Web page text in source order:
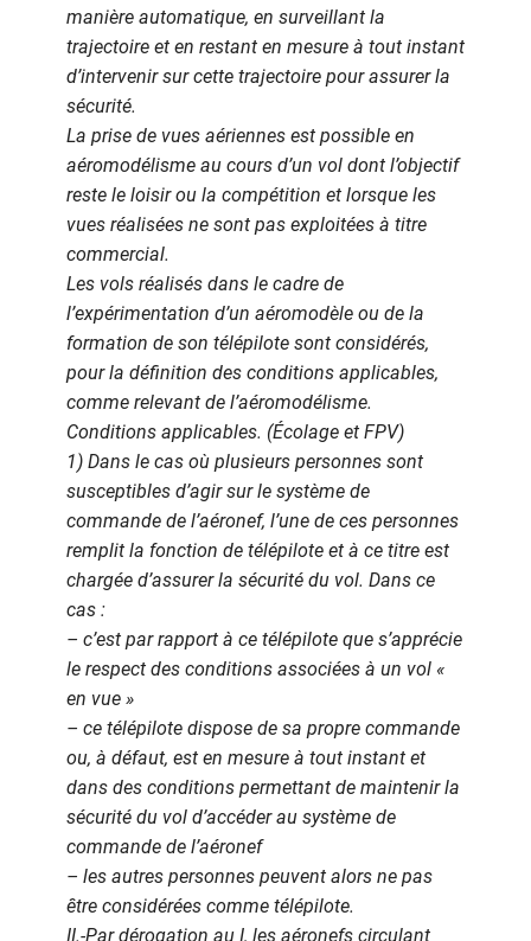
manière automatique, en surveillant la
trajectoire et en restant en mesure à tout instant
d’intervenir sur cette trajectoire pour assurer la
sécurité.
La prise de vues aériennes est possible en
aéromodélisme au cours d’un vol dont l’objectif
reste le loisir ou la compétition et lorsque les
vues réalisées ne sont pas exploitées à titre
commercial.
Les vols réalisés dans le cadre de
l’expérimentation d’un aéromodèle ou de la
formation de son télépilote sont considérés,
pour la définition des conditions applicables,
comme relevant de l’aéromodélisme.
Conditions applicables. (Écolage et FPV)
1) Dans le cas où plusieurs personnes sont
susceptibles d’agir sur le système de
commande de l’aéronef, l’une de ces personnes
remplit la fonction de télépilote et à ce titre est
chargée d’assurer la sécurité du vol. Dans ce
cas :
– c’est par rapport à ce télépilote que s’apprécie
le respect des conditions associées à un vol «
en vue »
– ce télépilote dispose de sa propre commande
ou, à défaut, est en mesure à tout instant et
dans des conditions permettant de maintenir la
sécurité du vol d’accéder au système de
commande de l’aéronef
– les autres personnes peuvent alors ne pas
être considérées comme télépilote.
II.-Par dérogation au I, les aéronefs circulant